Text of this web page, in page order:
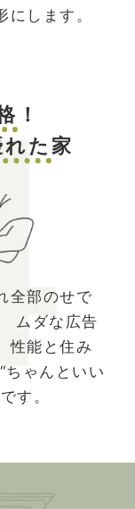
します。
！
た 家
全部のせで
ムダな広告
性能と住み
ちゃんといい
す。